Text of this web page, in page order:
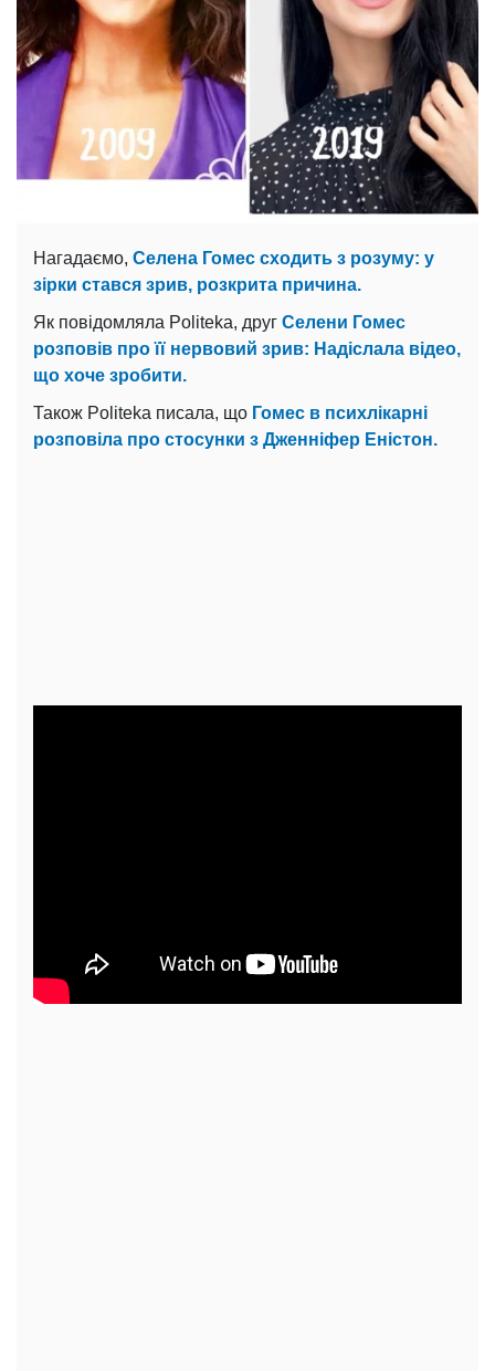
Нагадаємо, Селена Гомес сходить з розуму: у
зірки стався зрив, розкрита причина.
Як повідомляла Politeka, друг Селени Гомес
розповів про її нервовий зрив: Надіслала відео,
що хоче зробити.
Також Politeka писала, що Гомес в психлікарні
розповіла про стосунки з Дженніфер Еністон.